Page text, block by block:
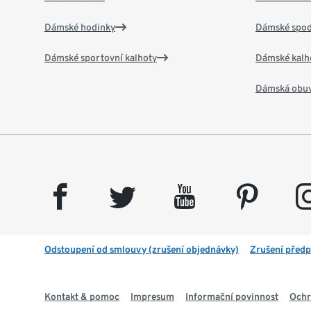
Dámské hodinky
Dámské sportovní kalhoty
Dámské
Dámské
Dámská
facebook twitter youtube pinterest
Odstoupení od smlouvy (zrušení objednávky) Zrušení
Kontakt & pomoc Impresum Informační povinnost